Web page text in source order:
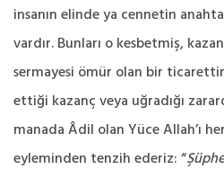
insanın elinde ya cennetin
vardır. Bunları o kesbetmiş,
sermayesi ömür olan bir
ettiği kazanç veya uğradığı
manada Âdil olan Yüce Allah’ı
eyleminden tenzih ederiz: “